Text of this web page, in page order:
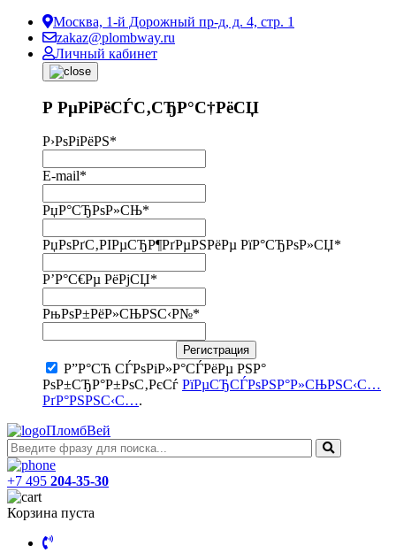
Москва, 1-й Дорожный пр-д, д. 4, стр. 1
zakaz@plombway.ru
Личный кабинет
Р РµРіРёСЃС‚СЂР°С†РёСЏ
Р›РѕРіРёРЅ*
E-mail*
РџР°СЂРѕР»СЊ*
РџРѕРґС‚РІРµСЂР¶РґРµРЅРёРµ РїР°СЂРѕР»СЏ*
Р’Р°С€Рµ РёРјСЏ*
РњРѕР±РёР»СЊРЅС‹Р№*
Регистрация
Р”Р°СЋ СЃРѕРіР»Р°СЃРёРµ РЅР°
РѕР±СЂР°Р±РѕС‚РєСѓ РїРµСЂСЃРѕРЅР°Р»СЊРЅС‹С…
РґР°РЅРЅС‹С….
ПломбВей
+7 495 204-35-30
Корзина пуста